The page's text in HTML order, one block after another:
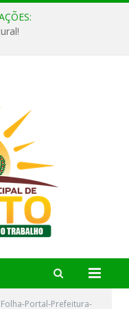
Folha-Portal-Prefeitura-